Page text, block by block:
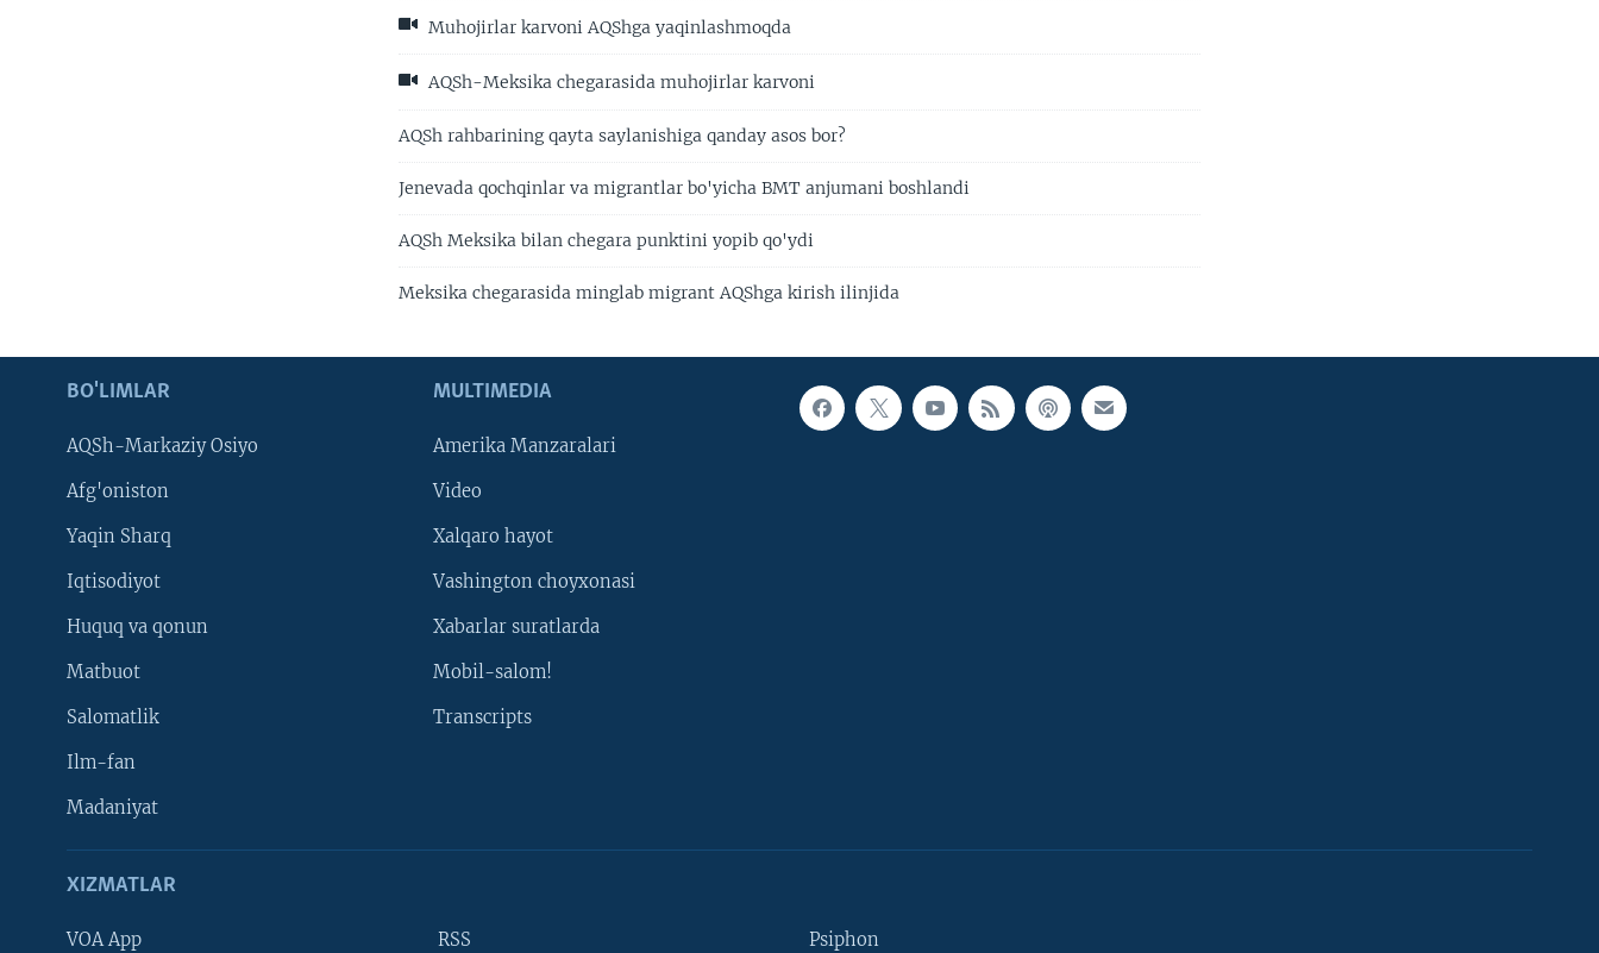
Muhojirlar karvoni AQShga yaqinlashmoqda
AQSh-Meksika chegarasida muhojirlar karvoni
AQSh rahbarining qayta saylanishiga qanday asos bor?
Jenevada qochqinlar va migrantlar bo'yicha BMT anjumani boshlandi
AQSh Meksika bilan chegara punktini yopib qo'ydi
Meksika chegarasida minglab migrant AQShga kirish ilinjida
BO'LIMLAR
AQSh-Markaziy Osiyo
Afg'oniston
Yaqin Sharq
Iqtisodiyot
Huquq va qonun
Matbuot
Salomatlik
Ilm-fan
Madaniyat
MULTIMEDIA
Amerika Manzaralari
Video
Xalqaro hayot
Vashington choyxonasi
Xabarlar suratlarda
Mobil-salom!
Transcripts
XIZMATLAR
VOA App RSS Psiphon